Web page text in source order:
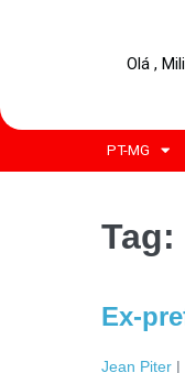
Olá ,
PT-MG
Tag:
Ex-
Jean Piter |